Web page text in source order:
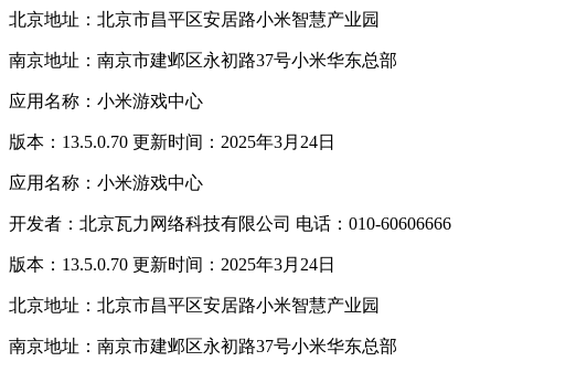
北京地址：北京市昌平区安居路小米智慧产业园
南京地址：南京市建邺区永初路37号小米华东总部
应用名称：小米游戏中心
版本：13.5.0.70 更新时间：2025年3月24日
应用名称：小米游戏中心
开发者：北京瓦力网络科技有限公司 电话：010-60606666
版本：13.5.0.70 更新时间：2025年3月24日
北京地址：北京市昌平区安居路小米智慧产业园
南京地址：南京市建邺区永初路37号小米华东总部